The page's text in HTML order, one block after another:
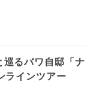
巡るバワ自邸「ナ
ラインツアー